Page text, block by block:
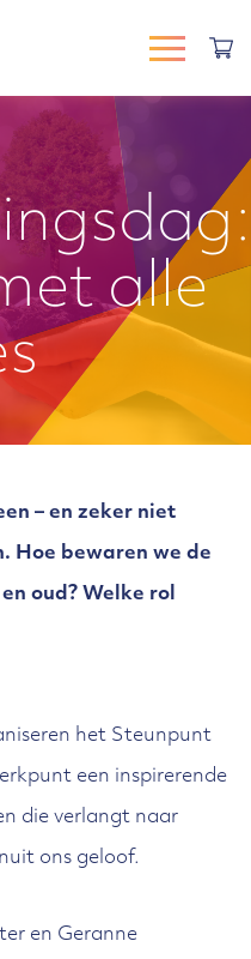
alle
– en zeker niet
Hoe bewaren we de
oud? Welke rol
het Steunpunt
een inspirerende
die verlangt naar
ons geloof.
en Geranne